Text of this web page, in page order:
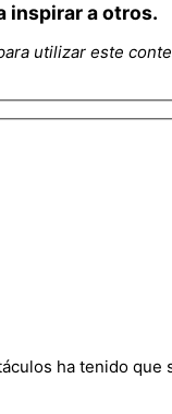
inspirar a otros.
utilizar este
ha tenido que